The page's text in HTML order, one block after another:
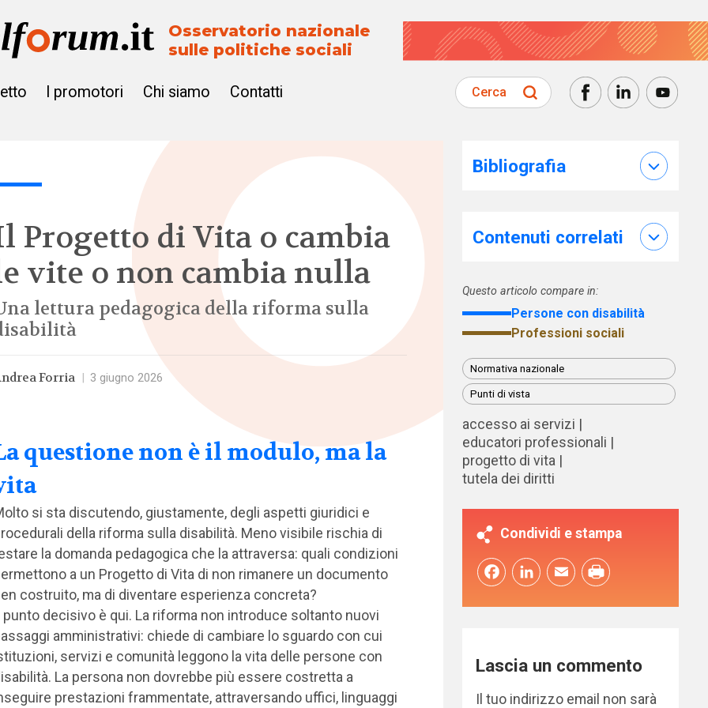
Osservatorio nazionale
sulle politiche sociali
I promotori Chi siamo Contatti Cerca
Progetto di Vita o cambia
vite o non cambia nulla
lettura pedagogica della riforma sulla
Forria 3 giugno 2026
questione non è il modulo, ma la
si sta discutendo, giustamente, degli aspetti giuridici e
della riforma sulla disabilità. Meno visibile rischia di
la domanda pedagogica che la attraversa: quali condizioni
a un Progetto di Vita di non rimanere un documento
costruito, ma di diventare esperienza concreta?
punto decisivo è qui. La riforma non introduce soltanto nuovi
amministrativi: chiede di cambiare lo sguardo con cui
servizi e comunità leggono la vita delle persone con
La persona non dovrebbe più essere costretta a
prestazioni frammentate, attraversando uffici, linguaggi
Bibliografia
Contenuti correlati
Questo articolo compare in:
Persone con disabilità
Professioni sociali
Normativa nazionale
Punti di vista
accesso ai servizi
educatori professionali
progetto di vita
tutela dei diritti
Condividi e stampa
FacebookLinkedInEmail
Lascia un commento
Il tuo indirizzo email non sarà